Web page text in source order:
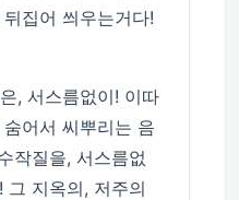
집어 씌우는거다!
, 서스름없이! 이따
어서 씨뿌리는 음
작질을, 서스름없
그 지옥의, 저주의